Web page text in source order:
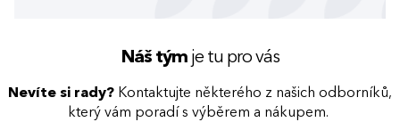
Náš týmje tu pro vás
Nevíte si rady? Kontaktujte některého z našich odborníků,
který vám poradí s výběrem a nákupem.